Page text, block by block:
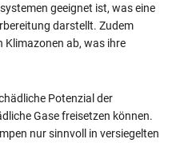
geeignet ist, was eine
darstellt. Zudem
ab, was ihre
Potenzial der
Gase freisetzen können.
nur sinnvoll in versiegelten